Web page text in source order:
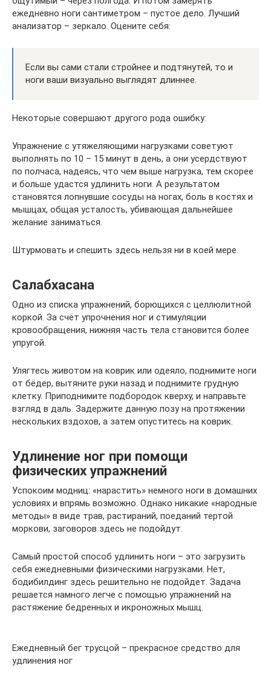
ежедневно ноги сантиметром – пустое дело. Лучший
анализатор – зеркало. Оцените себя:
Если вы сами стали стройнее и подтянутей, то и
ноги ваши визуально выглядят длиннее.
Некоторые совершают другого рода ошибку:
Упражнение с утяжеляющими нагрузками советуют
выполнять по 10 – 15 минут в день, а они усердствуют
по полчаса, надеясь, что чем выше нагрузка, тем скорее
и больше удастся удлинить ноги. А результатом
становятся лопнувшие сосуды на ногах, боль в костях и
мышцах, общая усталость, убивающая дальнейшее
желание заниматься.
Штурмовать и спешить здесь нельзя ни в коей мере.
Салабхасана
Одно из списка упражнений, борющихся с целлюлитной
коркой. За счёт упрочнения ног и стимуляции
кровообращения, нижняя часть тела становится более
упругой.
Улягтесь животом на коврик или одеяло, поднимите ноги
от бёдер, вытяните руки назад и поднимите грудную
клетку. Приподнимите подбородок кверху, и направьте
взгляд в даль. Задержите данную позу на протяжении
нескольких вздохов, а затем опуститесь на коврик.
Удлинение ног при помощи
физических упражнений
Успокоим модниц: «нарастить» немного ноги в домашних
условиях и впрямь возможно. Однако никакие «народные
методы» в виде трав, растираний, поеданий тертой
моркови, заговоров здесь не подойдут.
Самый простой способ удлинить ноги – это загрузить
себя ежедневными физическими нагрузками. Нет,
бодибилдинг здесь решительно не подойдет. Задача
решается намного легче с помощью упражнений на
растяжение бедренных и икроножных мышц.
Ежедневный бег трусцой – прекрасное средство для
удлинения ног